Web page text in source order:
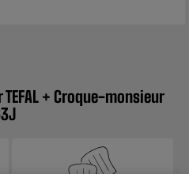
+ Croque-monsieur